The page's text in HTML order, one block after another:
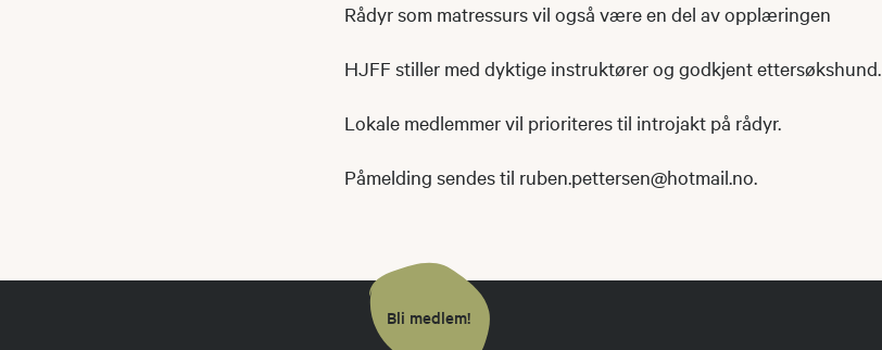
Rådyr som matressurs vil også være en del av opplæringen
HJFF stiller med dyktige instruktører og godkjent ettersøkshund.
Lokale medlemmer vil prioriteres til introjakt på rådyr.
Påmelding sendes til ruben.pettersen@hotmail.no.
Bli medlem!